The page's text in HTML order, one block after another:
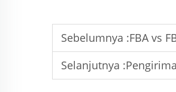
Sebelumnya :FBA vs
Selanjutnya :